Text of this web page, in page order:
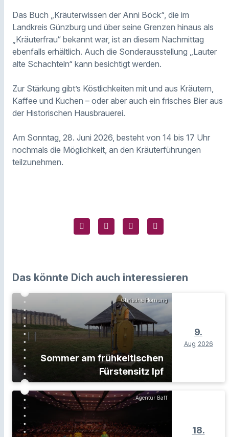
Das Buch „Kräuterwissen der Anni Böck“, die im
Landkreis Günzburg und über seine Grenzen hinaus als
„Kräuterfrau“ bekannt war, ist an diesem Nachmittag
ebenfalls erhältlich. Auch die Sonderausstellung „Lauter
alte Schachteln“ kann besichtigt werden.
Zur Stärkung gibt’s Köstlichkeiten mit und aus Kräutern,
Kaffee und Kuchen – oder aber auch ein frisches Bier aus
der Historischen Hausbrauerei.
Am Sonntag, 28. Juni 2026, besteht von 14 bis 17 Uhr
nochmals die Möglichkeit, an den Kräuterführungen
teilzunehmen.
Das könnte Dich auch interessieren
Christine Hornung
Sommer am frühkeltischen
Fürstensitz Ipf
9.
Aug 2026
Agentur Baff
18.